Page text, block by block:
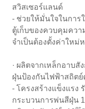
สวิสเซอร์แลนด์
- ช่วยให้มั่นใจในกา
ตู้เก็บของควบคุมคว
จำเป็นต้องตั้งค่าใหม่
· ผลิตจากเหล็กอาบ
ฝุ่นป้องกันไฟฟ้าสถิตย์
- โครงสร้างแข็งแรง
กระบวนการพ่นสีฝุ่น